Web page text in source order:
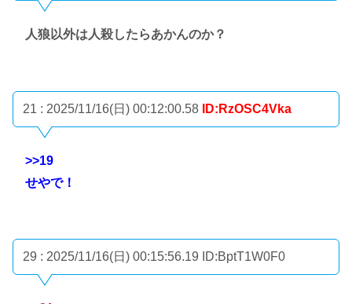
人狼以外は人殺したらあかんのか？
21 : 2025/11/16(日) 00:12:00.58 ID:RzOSC4Vka
>>19
せやで！
29 : 2025/11/16(日) 00:15:56.19 ID:BptT1W0F0